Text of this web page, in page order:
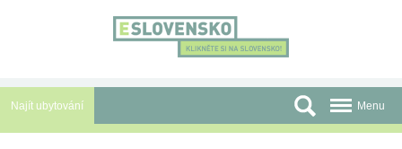
Najít ubytování Menu